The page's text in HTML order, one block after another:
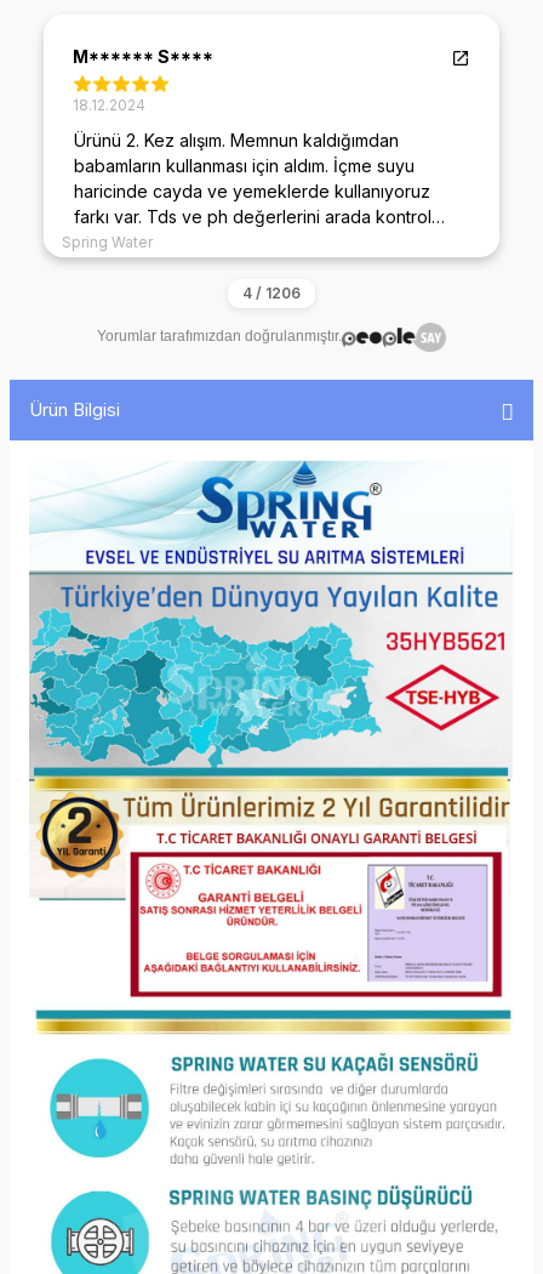
M****** S****
18.12.2024
Ürünü 2. Kez alışım. Memnun kaldığımdan
babamların kullanması için aldım. İçme suyu
haricinde cayda ve yemeklerde kullanıyoruz
farkı var. Tds ve ph değerlerini arada kontrol
ediyorum sürekli benzer değerde. ilkini alalı 4 yıl
oldu filtreleride aynı marka tercih ediyorum
ağırlığı bile diğer marka filtrelerden fazla. Şuan 3.
ariticiyida alacağım dükkanda kullanmak için.
Spring Water
Yorumlar tarafımızdan doğrulanmıştır.
Ürün Bilgisi